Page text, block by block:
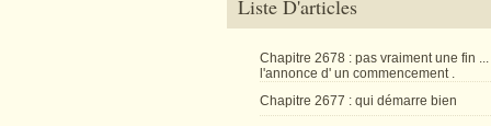
Liste D'articles
Chapitre 2678 : pas vraiment une fin ...
l'annonce d' un commencement .
Chapitre 2677 : qui démarre bien